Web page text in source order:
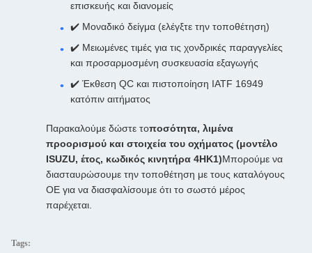
επισκευής και διανομείς
✔️ Μοναδικό δείγμα (ελέγξτε την τοποθέτηση)
✔️ Μειωμένες τιμές για τις χονδρικές παραγγελίες
και προσαρμοσμένη συσκευασία εξαγωγής
✔️ Έκθεση QC και πιστοποίηση IATF 16949
κατόπιν αιτήματος
Παρακαλούμε δώστε τοποσότητα, λιμένα
προορισμού και στοιχεία του οχήματος (μοντέλο
ISUZU, έτος, κωδικός κινητήρα 4HK1)Μπορούμε να
διασταυρώσουμε την τοποθέτηση με τους καταλόγους
OE για να διασφαλίσουμε ότι το σωστό μέρος
παρέχεται.
Tags: